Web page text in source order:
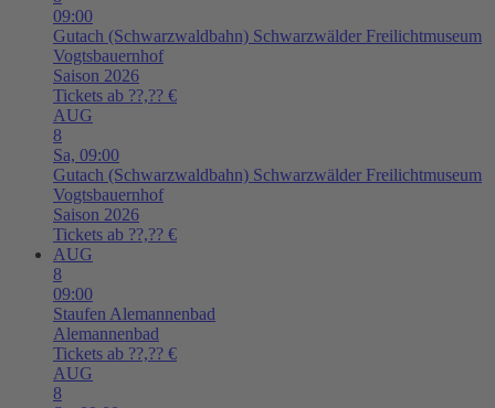
09:00
Gutach (Schwarzwaldbahn) Schwarzwälder Freilichtmuseum
Vogtsbauernhof
Saison 2026
Tickets ab ??,?? €
AUG
8
Sa, 09:00
Gutach (Schwarzwaldbahn) Schwarzwälder Freilichtmuseum
Vogtsbauernhof
Saison 2026
Tickets ab ??,?? €
AUG
8
09:00
Staufen Alemannenbad
Alemannenbad
Tickets ab ??,?? €
AUG
8